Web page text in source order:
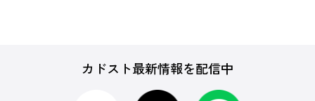
カドスト最新情報を配信中